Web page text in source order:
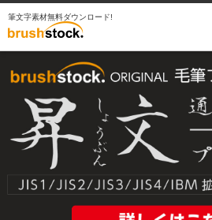
筆文字素材無料ダウンロード!